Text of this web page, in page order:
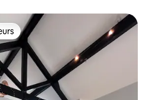
les plus appréciés